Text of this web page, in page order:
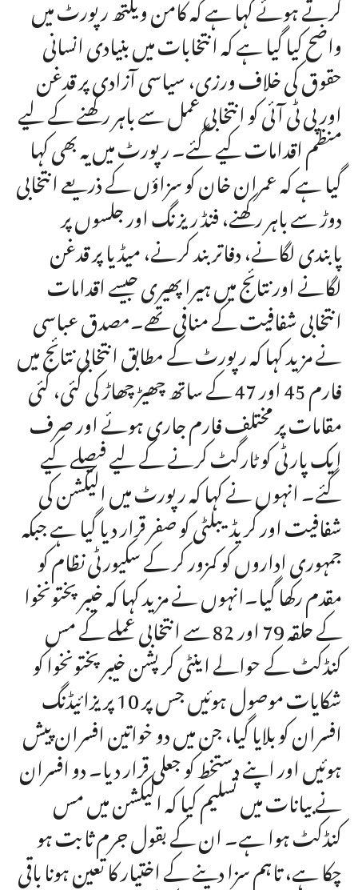
واضح کیا گیا ہے کہ انتخابات میں بنیادی انسانی
حقوق کی خلاف ورزی، سیاسی آزادی پر قدغن
اور پی ٹی آئی کو انتخابی عمل سے باہر رکھنے کے لیے
منظم اقدامات کیے گئے۔ رپورٹ میں یہ بھی کہا
گیا ہے کہ عمران خان کو سزاؤں کے ذریعے انتخابی
دوڑ سے باہر رکھنے، فنڈ ریزنگ اور جلسوں پر
پابندی لگانے، دفاتر بند کرنے، میڈیا پر قدغن
لگانے اور نتائج میں ہیرا پھیری جیسے اقدامات
انتخابی شفافیت کے منافی تھے۔مصدق عباسی
نے مزید کہا کہ رپورٹ کے مطابق انتخابی نتائج میں
فارم 45 اور 47 کے ساتھ چھیڑ چھاڑ کی گئی، کئی
مقامات پر مختلف فارم جاری ہوئے اور صرف
ایک پارٹی کو ٹارگٹ کرنے کے لیے فیصلے کیے
گئے۔ انہوں نے کہا کہ رپورٹ میں الیکشن کی
شفافیت اور کریڈیبلٹی کو صفر قرار دیا گیا ہے جبکہ
جمہوری اداروں کو کمزور کر کے سکیورٹی نظام کو
مقدم رکھا گیا۔انہوں نے مزید کہا کہ خیبرپختونخوا
کے حلقہ 79 اور 82 سے انتخابی عملے کے مس
کنڈکٹ کے حوالے اینٹی کرپشن خیبرپختونخوا کو
شکایات موصول ہوئیں جس پر 10 پریزائیڈنگ
افسران کو بلایا گیا، جن میں دو خواتین افسران پیش
ہوئیں اور اپنے دستخط کو جعلی قرار دیا۔ دو افسران
نے بیانات میں تسلیم کیا کہ الیکشن میں مس
کنڈکٹ ہوا ہے۔ ان کے بقول جرم ثابت ہو
چکا ہے، تاہم سزا دینے کے اختیار کا تعین ہونا باقی